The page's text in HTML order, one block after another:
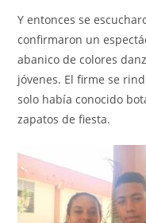
Y entonces se
confirmaron un
abanico de colores
jóvenes. El firme se
solo había conocido
zapatos de fiesta.